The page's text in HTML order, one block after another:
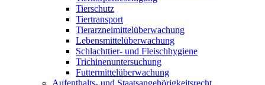
Tierschutz
Tiertransport
Tierarzneimittelüberwachung
Lebensmittelüberwachung
Schlachttier- und Fleischhygiene
Trichinenuntersuchung
Futtermittelüberwachung
Aufenthalts- und Staatsangehörigkeitsrecht